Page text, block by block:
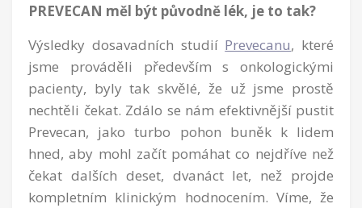
PREVECAN měl být původně lék, je to tak?
Výsledky dosavadních studií Prevecanu, které
jsme prováděli především s onkologickými
pacienty, byly tak skvělé, že už jsme prostě
nechtěli čekat. Zdálo se nám efektivnější pustit
Prevecan, jako turbo pohon buněk k lidem
hned, aby mohl začít pomáhat co nejdříve než
čekat dalších deset, dvanáct let, než projde
kompletním klinickým hodnocením. Víme, že